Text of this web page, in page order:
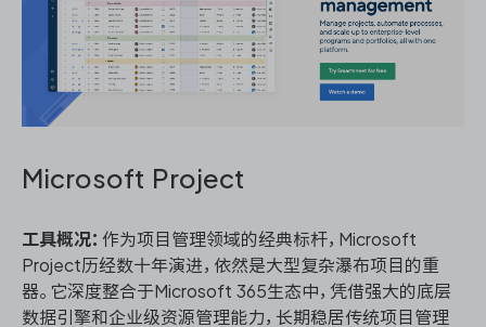
Microsoft Project
工具概况： 作为项目管理领域的经典标杆，Microsoft
Project历经数十年演进，依然是大型复杂瀑布项目的重
器。它深度整合于Microsoft 365生态中，凭借强大的底层
数据引擎和企业级资源管理能力，长期稳居传统项目管理